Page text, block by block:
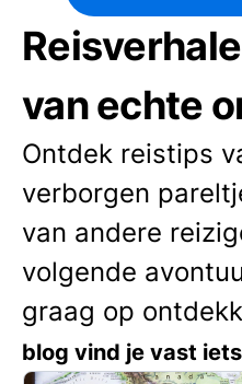
van echte
Ontdek reistips
verborgen
van andere
volgende
graag op
blog vind je vast